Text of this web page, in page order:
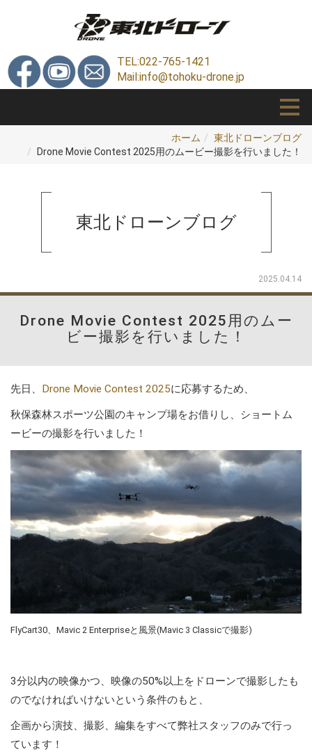
TEL:022-765-1421
Mail:info@tohoku-drone.jp
ホーム
東北ドローンブログ
Drone Movie Contest 2025用のムービー撮影を行いました！
東北ドローンブログ
2025.04.14
Drone Movie Contest 2025用のムー
ビー撮影を行いました！
先日、 Drone Movie Contest 2025に応募するため、
秋保森林スポーツ公園のキャンプ場をお借りし、ショートム
ービーの撮影を行いました！
FlyCart30、Mavic 2 Enterpriseと風景(Mavic 3 Classicで撮影)
3分以内の映像かつ、映像の50%以上をドローンで撮影したも
のでなければいけないという条件のもと、
企画から演技、撮影、編集をすべて弊社スタッフのみで行っ
ています！